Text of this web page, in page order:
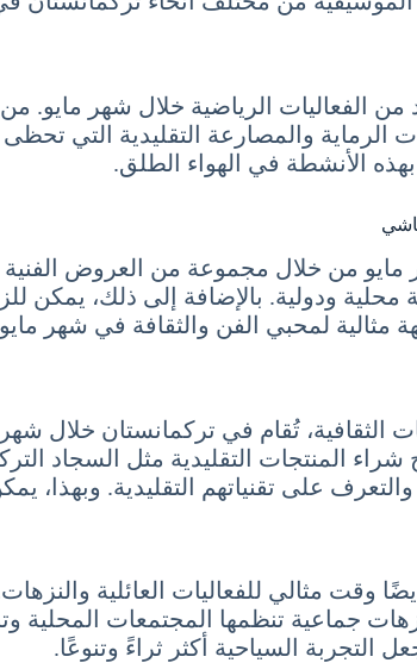
الفعاليات الرياضية خلال شهر مايو. من
الرماية والمصارعة التقليدية التي
بهذه الأنشطة في الهواء الطلق.
مايو من خلال مجموعة من العروض
محلية ودولية. بالإضافة إلى ذلك، يمكن
مثالية لمحبي الفن والثقافة في شهر
الثقافية، تُقام في تركمانستان خلال
المنتجات التقليدية مثل السجاد
على تقنياتهم التقليدية. وبهذا،
وقت مثالي للفعاليات العائلية
جماعية تنظمها المجتمعات المحلية
التجربة السياحية أكثر ثراءً وتنوعًا.